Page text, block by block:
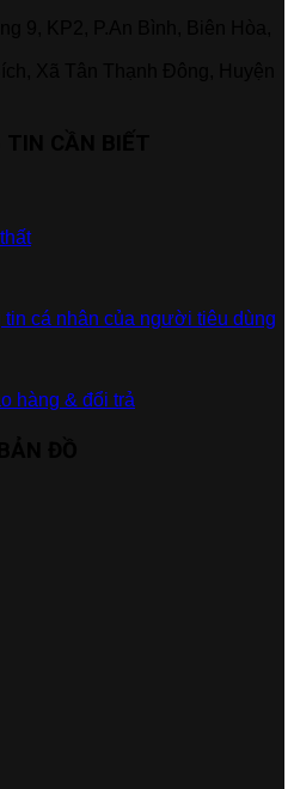
cá nhân của người tiêu dùng
hàng & đổi trả